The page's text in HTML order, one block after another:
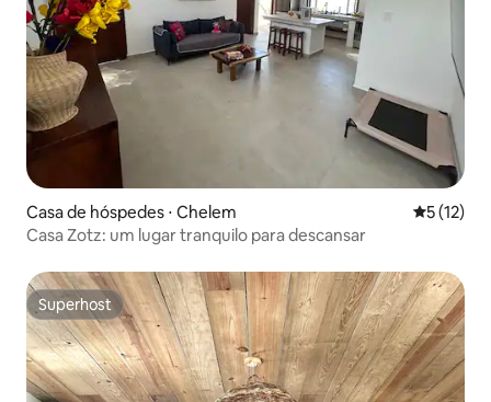
Casa de hóspedes ⋅ Chelem 5 de uma
5 (12)
Casa Zotz: um lugar tranquilo para descansar
Superhost
Superhost